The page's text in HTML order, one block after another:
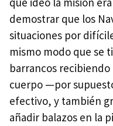
demostrar que los
situaciones por
mismo modo que se
barrancos
cuerpo —por
efectivo, y también
añadir balazos en la